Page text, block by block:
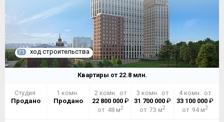
71 ход строительства
Квартиры от 22.8млн.
Студия
Продано
1 комн.
Продано
2 комн. от
22 800 000₽
от 48 м2
3 комн. от
31 700 000 ₽
от 73 м2
4 комн. от
33 100 000₽
от 94 м2